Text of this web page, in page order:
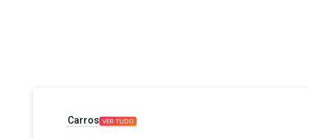
Carros VER TUDO